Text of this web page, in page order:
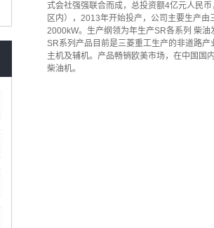
式会社强强联合而成，总投资额4亿元人民
区内），2013年开始投产，公司主要生产
2000kW。生产纲领为年生产SR各系列 柴油
SR系列产品目前是三菱重工生产的非道路
主机及辅机。产品畅销欧美市场，在中国国
柴油机。